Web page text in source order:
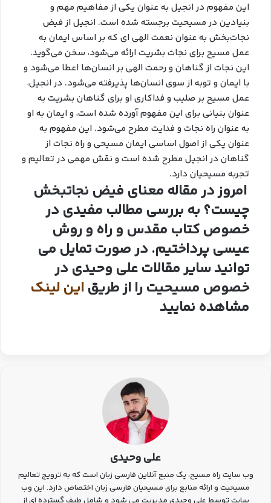
این مفهوم در انجیل به عنوان یکی از مفاهیم مهم و
بنیادین در مسیحیت برجسته شده است. انجیل از فیض
نجات‌بخش به عنوان نعمت الهی ای که بر اساس ایمان به
عمل مسیح برای نجات بشریت ارائه می‌شود، سخن می‌گوید.
این نجات از گناهان و رحمت الهی بر انسان‌ها اعطا می‌شود و
با ایمان و توبه از سوی انسان‌ها پذیرفته می‌شود. در انجیل،
عمل مسیح بر صلیب و فداکاری او برای گناهان بشریت به
عنوان بنیانی برای این مفهوم آورده شده است، و ایمان به او
به عنوان راه نجات و فدایت مطرح می‌شود. این مفهوم به
عنوان یکی از اصول اساسی ایمان مسیحی و راه نجات از
گناهان در انجیل مطرح شده است و نقش مهمی در تعالیم و
تجربه مسیحیان دارد.
امروز در مقاله معنای فیض نجاتبخش
چیست؟ به بررسی مطالب مفیدی در
خصوص کتاب مقدس و راه و روش
عیسی پرداختیم. در صورت تمایل می
توانید سایر مقالات علی وحیدی در
خصوص مسیحیت را از طریقاین لینک
مشاهده نمایید
علی وحیدی
وب سایت راه مسیح، یک منبع آنلاین فارسی زبان است که به ترویج تعالیم
مسیحیت و ارائه منابع برای مسیحیان فارسی زبان اختصاص دارد. این وب
سایت توسط علی وحیدی مدیریت می شود و شامل طیف گسترده ای از